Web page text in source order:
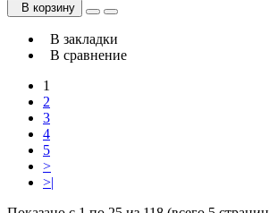
В корзину
В закладки
В сравнение
1
2
3
4
5
>
>|